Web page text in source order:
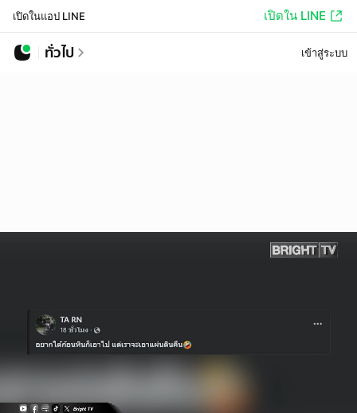
เปิดในแอป LINE เปิดใน LINE
ทั่วไป เข้าสู่ระบบ